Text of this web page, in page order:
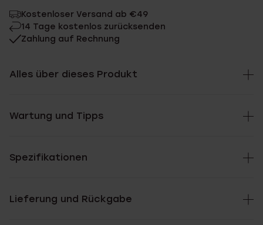
Kostenloser Versand ab €49
14 Tage kostenlos zurücksenden
Zahlung auf Rechnung
Alles über dieses Produkt
Wartung und Tipps
Spezifikationen
Lieferung und Rückgabe